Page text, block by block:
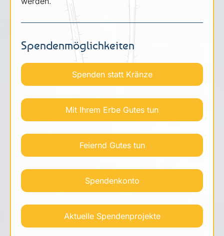
Spendenmöglichkeiten
Spenden statt Kränze
Mit Ihrem Erbe Gutes tun
Feiernd Gutes tun
Spendenkonto
Aktuelle Spendenprojekte